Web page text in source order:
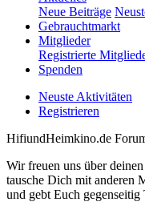
Neue Beiträge
Gebrauchtmarkt
Mitglieder
Registrierte
Spenden
Neuste Aktivitäten
Registrieren
HifiundHeimkino.de
Wir freuen uns über
tausche Dich mit anderen
und gebt Euch gegenseitig